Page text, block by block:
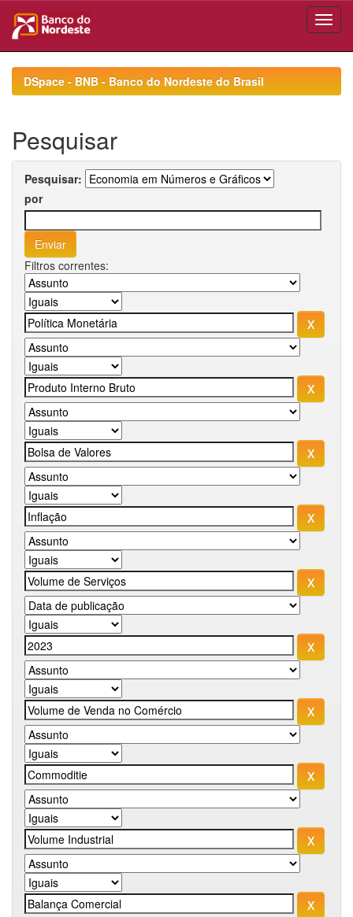
navigationDSpace - BNB - Banco do Nordeste do Brasil
Pesquisar
Pesquisar:
por
Filtros correntes: